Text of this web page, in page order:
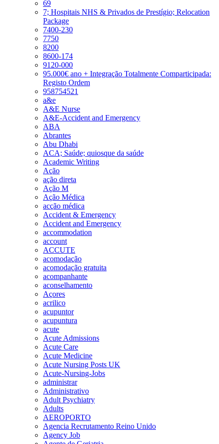
69
7; Hospitais NHS & Privados de Prestígio; Relocation
Package
7400-230
7750
8200
8600-174
9120-000
95.000€ ano + Integração Totalmente Comparticipada:
Registo Ordem
958754521
a&e
A&E Nurse
A&E-Accident and Emergency
ABA
Abrantes
Abu Dhabi
ACA; Saúde; quiosque da saúde
Academic Writing
Ação
ação direta
Ação M
Ação Médica
acção médica
Accident & Emergency
Accident and Emergency
accommodation
account
ACCUTE
acomodação
acomodação gratuita
acompanhante
aconselhamento
Açores
acrilico
acupuntor
acupuntura
acute
Acute Admissions
Acute Care
Acute Medicine
Acute Nursing Posts UK
Acute-Nursing-Jobs
administrar
Administrativo
Adult Psychiatry
Adults
AEROPORTO
Agencia Recrutamento Reino Unido
Agency Job